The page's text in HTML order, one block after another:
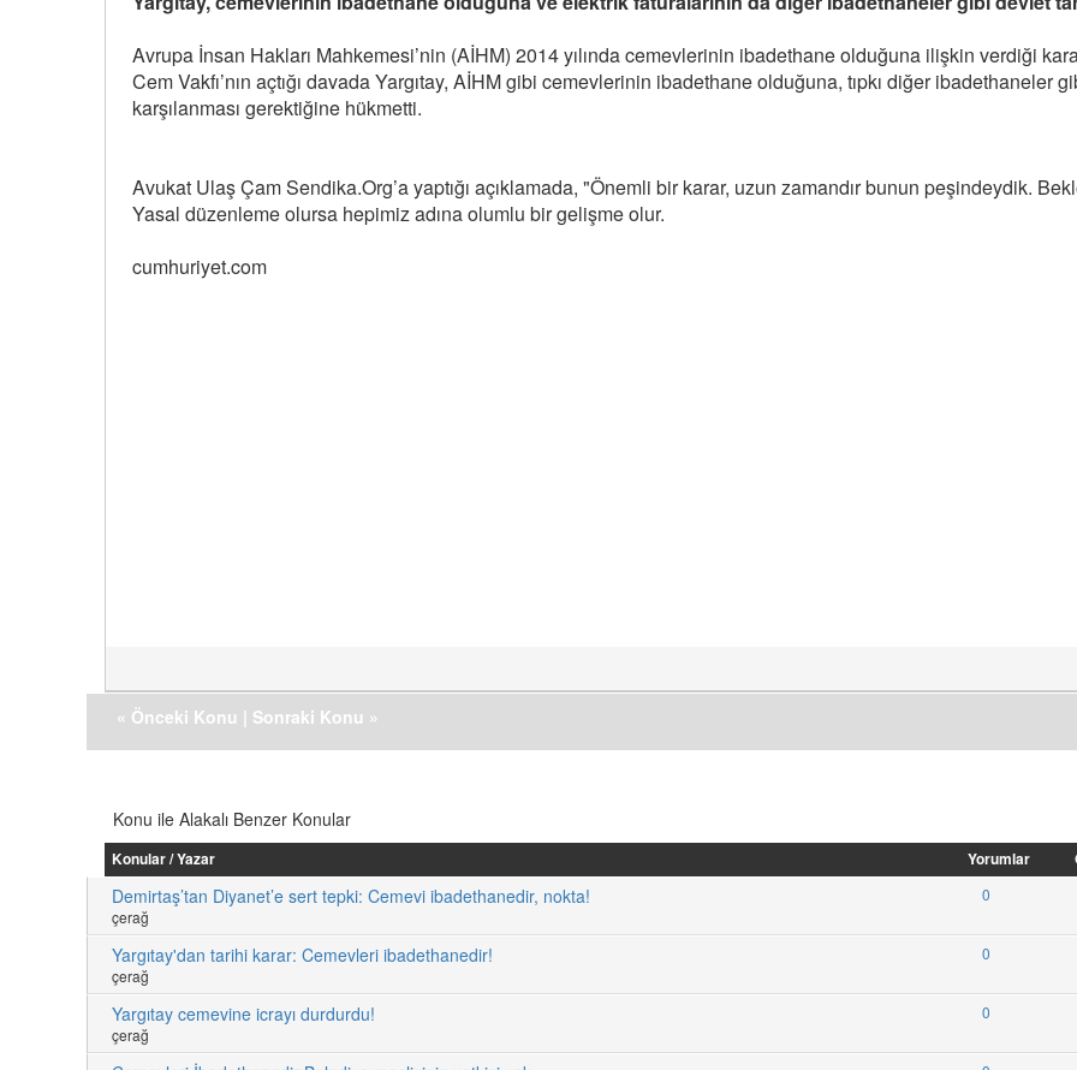
Avrupa İnsan Hakları Mahkemesi’nin (AİHM) 2014 yılında cemevlerinin ibadethane olduğuna ilişkin verdiği
Cem Vakfı’nın açtığı davada Yargıtay, AİHM gibi cemevlerinin ibadethane olduğuna, tıpkı diğer ibadethaneler
karşılanması gerektiğine hükmetti.
Avukat Ulaş Çam Sendika.Org’a yaptığı açıklamada, "Önemli bir karar, uzun zamandır bunun peşindeydik.
Yasal düzenleme olursa hepimiz adına olumlu bir gelişme olur.
cumhuriyet.com
« Önceki Konu | Sonraki Konu »
Konu ile Alakalı Benzer Konular
Konular / Yazar Yorumlar
Demirtaş’tan Diyanet’e sert tepki: Cemevi ibadethanedir, nokta!
çerağ
0
Yargıtay'dan tarihi karar: Cemevleri ibadethanedir!
çerağ
0
Yargıtay cemevine icrayı durdurdu!
çerağ
0